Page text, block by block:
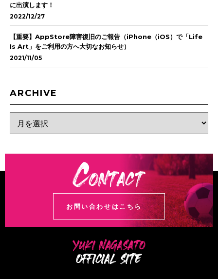
に出演します！
2022/12/27
【重要】AppStore障害復旧のご報告（iPhone（iOS）で「Life
Is Art」をご利用の方へ大切なお知らせ）
2021/11/05
ARCHIVE
お問い合わせはこちら